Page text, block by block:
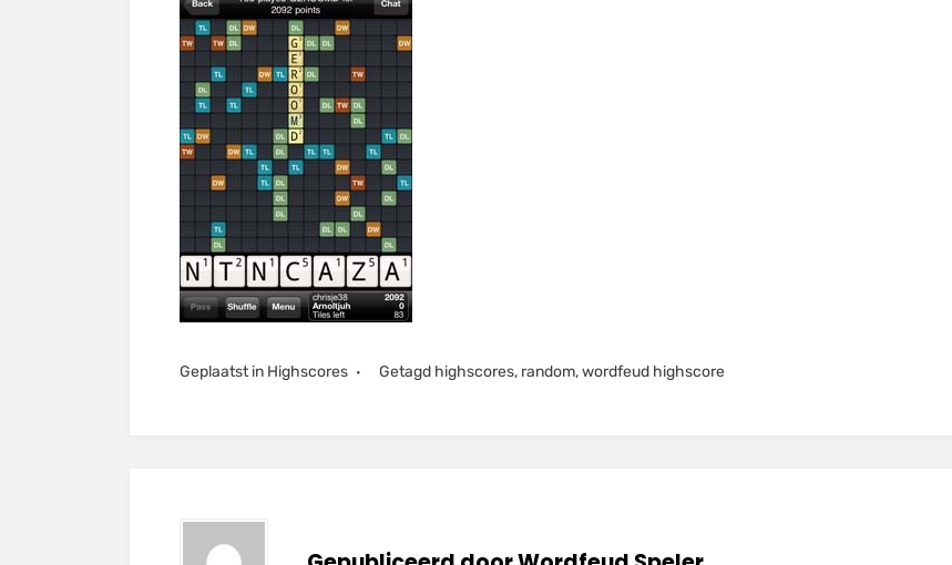
Geplaatst in Highscores Getagd highscores, random,wordfeud highscore